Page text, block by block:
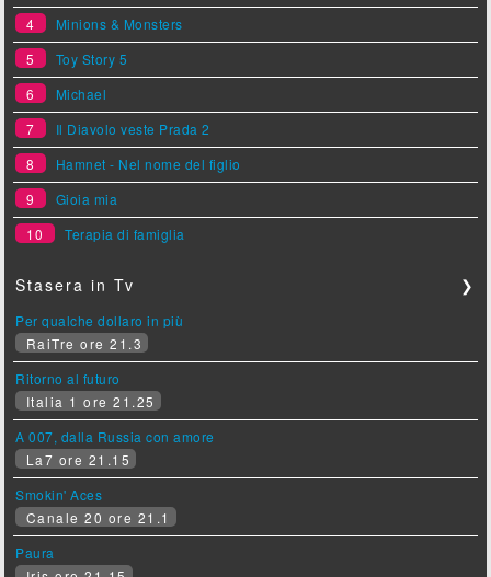
4
Minions & Monsters
5
Toy Story 5
6
Michael
7
Il Diavolo veste Prada 2
8
Hamnet - Nel nome del figlio
9
Gioia mia
10
Terapia di famiglia
Stasera in Tv ❯
Per qualche dollaro in più
RaiTre ore 21.3
Ritorno al futuro
Italia 1 ore 21.25
A 007, dalla Russia con amore
La7 ore 21.15
Smokin' Aces
Canale 20 ore 21.1
Paura